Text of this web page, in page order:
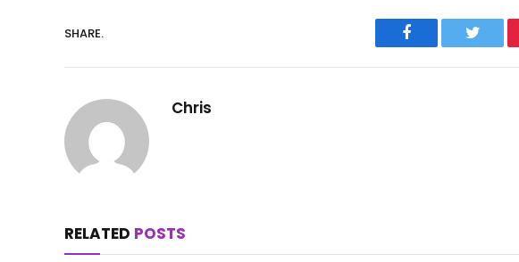
SHARE. Facebook Twitter
Chris
RELATED POSTS